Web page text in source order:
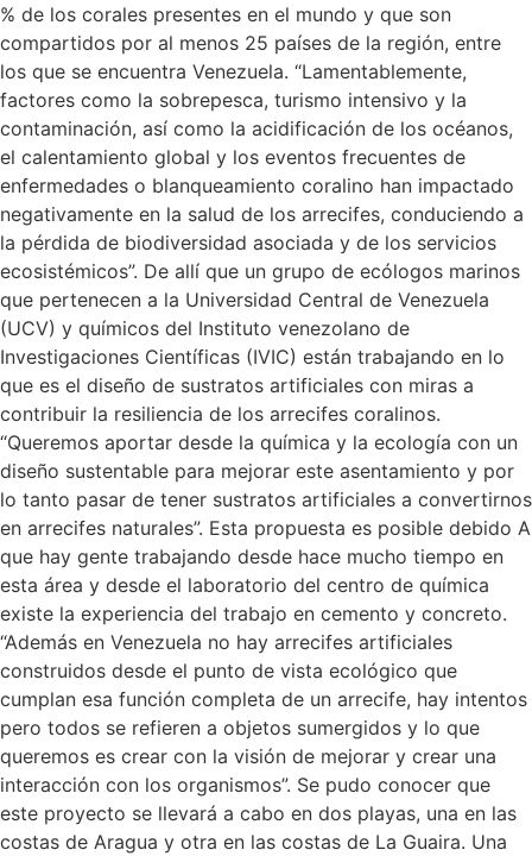
% de los corales presentes en el mundo y que son
compartidos por al menos 25 países de la región, entre
los que se encuentra Venezuela. “Lamentablemente,
factores como la sobrepesca, turismo intensivo y la
contaminación, así como la acidificación de los océanos,
el calentamiento global y los eventos frecuentes de
enfermedades o blanqueamiento coralino han impactado
negativamente en la salud de los arrecifes, conduciendo a
la pérdida de biodiversidad asociada y de los servicios
ecosistémicos”. De allí que un grupo de ecólogos marinos
que pertenecen a la Universidad Central de Venezuela
(UCV) y químicos del Instituto venezolano de
Investigaciones Científicas (IVIC) están trabajando en lo
que es el diseño de sustratos artificiales con miras a
contribuir la resiliencia de los arrecifes coralinos.
“Queremos aportar desde la química y la ecología con un
diseño sustentable para mejorar este asentamiento y por
lo tanto pasar de tener sustratos artificiales a convertirnos
en arrecifes naturales”. Esta propuesta es posible debido A
que hay gente trabajando desde hace mucho tiempo en
esta área y desde el laboratorio del centro de química
existe la experiencia del trabajo en cemento y concreto.
“Además en Venezuela no hay arrecifes artificiales
construidos desde el punto de vista ecológico que
cumplan esa función completa de un arrecife, hay intentos
pero todos se refieren a objetos sumergidos y lo que
queremos es crear con la visión de mejorar y crear una
interacción con los organismos”. Se pudo conocer que
este proyecto se llevará a cabo en dos playas, una en las
costas de Aragua y otra en las costas de La Guaira. Una